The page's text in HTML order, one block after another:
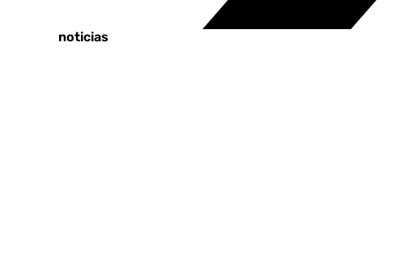
Últimas noticias